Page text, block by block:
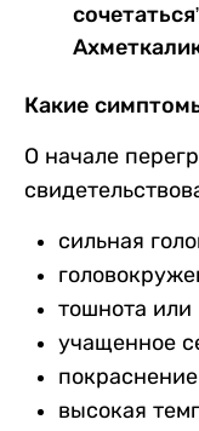
Какие
О начале
сильная
тошнота или
учащенное
высокая